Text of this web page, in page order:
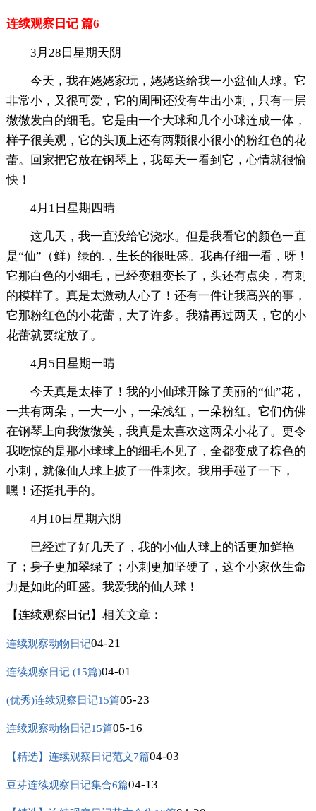
连续观察日记 篇6
3月28日星期天阴
今天，我在姥姥家玩，姥姥送给我一小盆仙人球。它
非常小，又很可爱，它的周围还没有生出小刺，只有一层
微微发白的细毛。它是由一个大球和几个小球连成一体，
样子很美观，它的头顶上还有两颗很小很小的粉红色的花
蕾。回家把它放在钢琴上，我每天一看到它，心情就很愉
快！
4月1日星期四晴
这几天，我一直没给它浇水。但是我看它的颜色一直
是“仙”（鲜）绿的.，生长的很旺盛。我再仔细一看，呀！
它那白色的小细毛，已经变粗变长了，头还有点尖，有刺
的模样了。真是太激动人心了！还有一件让我高兴的事，
它那粉红色的小花蕾，大了许多。我猜再过两天，它的小
花蕾就要绽放了。
4月5日星期一晴
今天真是太棒了！我的小仙球开除了美丽的“仙”花，
一共有两朵，一大一小，一朵浅红，一朵粉红。它们仿佛
在钢琴上向我微微笑，我真是太喜欢这两朵小花了。更令
我吃惊的是那小球球上的细毛不见了，全都变成了棕色的
小刺，就像仙人球上披了一件刺衣。我用手碰了一下，
嘿！还挺扎手的。
4月10日星期六阴
已经过了好几天了，我的小仙人球上的话更加鲜艳
了；身子更加翠绿了；小刺更加坚硬了，这个小家伙生命
力是如此的旺盛。我爱我的仙人球！
【连续观察日记】相关文章：
连续观察动物日记04-21
连续观察日记 (15篇)04-01
(优秀)连续观察日记15篇05-23
连续观察动物日记15篇05-16
【精选】连续观察日记范文7篇04-03
豆芽连续观察日记集合6篇04-13